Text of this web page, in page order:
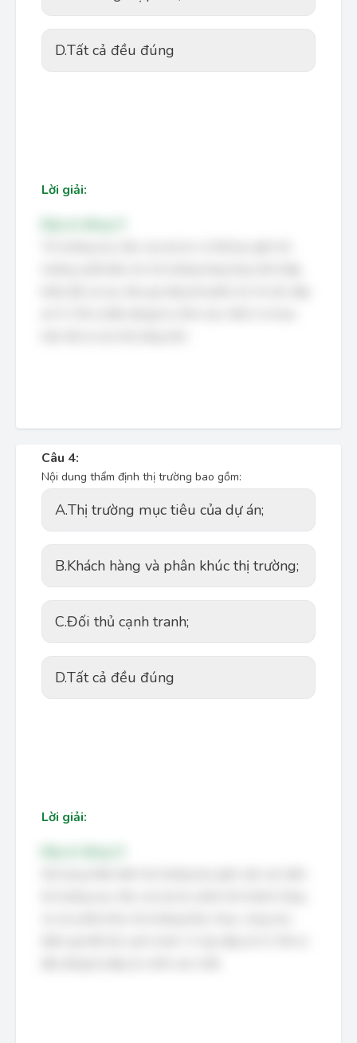
D.Tất cả đều đúng
Lời giải:
Câu 4:
Nội dung thẩm định thị trường bao gồm:
A.Thị trường mục tiêu của dự án;
B.Khách hàng và phân khúc thị trường;
C.Đối thủ cạnh tranh;
D.Tất cả đều đúng
Lời giải: